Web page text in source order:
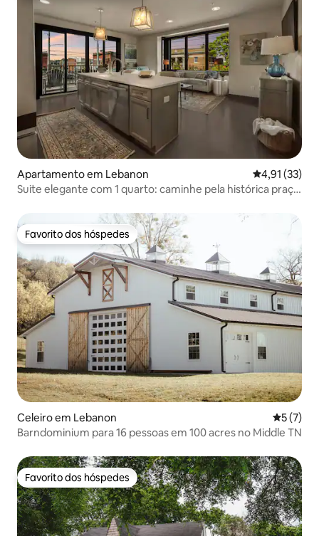
Apartamento em Lebanon Classificação
4,91 (33)
Suite elegante com 1 quarto: caminhe pela histórica praça
Favorito dos hóspedes
Favorito dos hóspedes
Celeiro em Lebanon
5 (7)
Barndominium para 16 pessoas em 100 acres no Middle TN
Favorito dos hóspedes
Favorito dos hóspedes